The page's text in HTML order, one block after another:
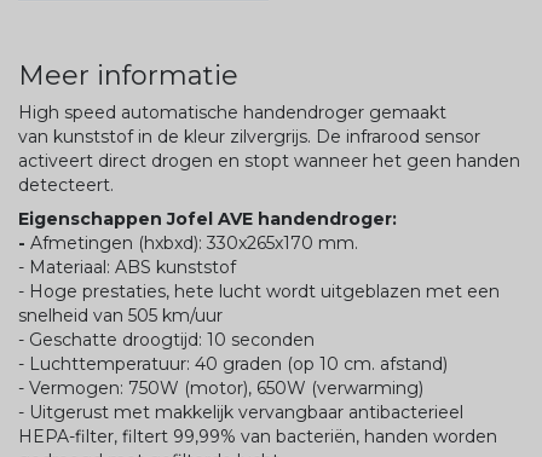
Meer informatie
High speed automatische handendroger gemaakt
van kunststof in de kleur zilvergrijs. De infrarood sensor
activeert direct drogen en stopt wanneer het geen handen
detecteert.
Eigenschappen Jofel AVE handendroger:
- Afmetingen (hxbxd): 330x265x170 mm.
- Materiaal: ABS kunststof
- Hoge prestaties, hete lucht wordt uitgeblazen met een
snelheid van 505 km/uur
- Geschatte droogtijd: 10 seconden
- Luchttemperatuur: 40 graden (op 10 cm. afstand)
- Vermogen: 750W (motor), 650W (verwarming)
- Uitgerust met makkelijk vervangbaar antibacterieel
HEPA-filter, filtert 99,99% van bacteriën, handen worden